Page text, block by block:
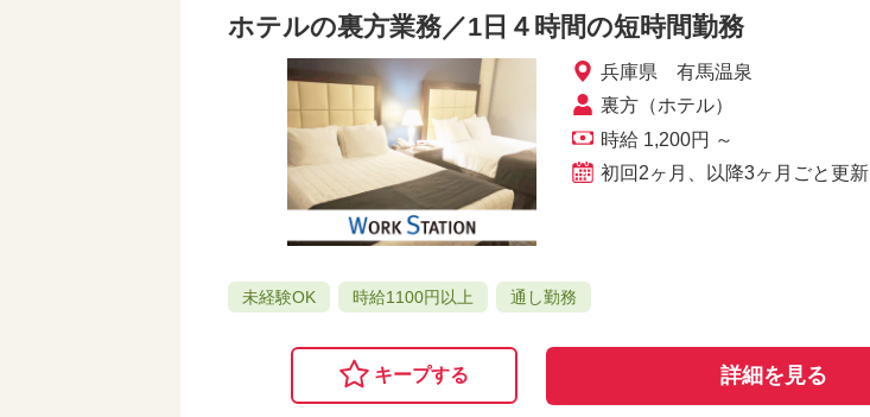
ホテルの裏方業務／1日４時間の短時間勤務
兵庫県 有馬温泉
裏方（ホテル）
時給 1,200円 ～
初回2ヶ月、以降3ヶ月ごと更新
未経験OK 時給1100円以上 通し勤務
キープする 詳細を見る